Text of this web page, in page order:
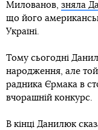
Милованов, зняла
що його
Україні.
Тому сьогодні
народження, але той
радника Єрмака в
вчорашній конкурс.
В кінці Данилюк